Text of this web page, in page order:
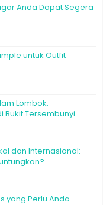
Anda Dapat Segera
untuk Outfit
Lombok:
Bukit Tersembunyi
dan Internasional:
yang Perlu Anda